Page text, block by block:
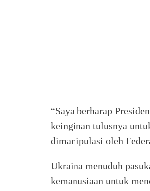
“Saya berharap
keinginan tulusnya
dimanipulasi oleh
Ukraina menuduh
kemanusiaan untuk